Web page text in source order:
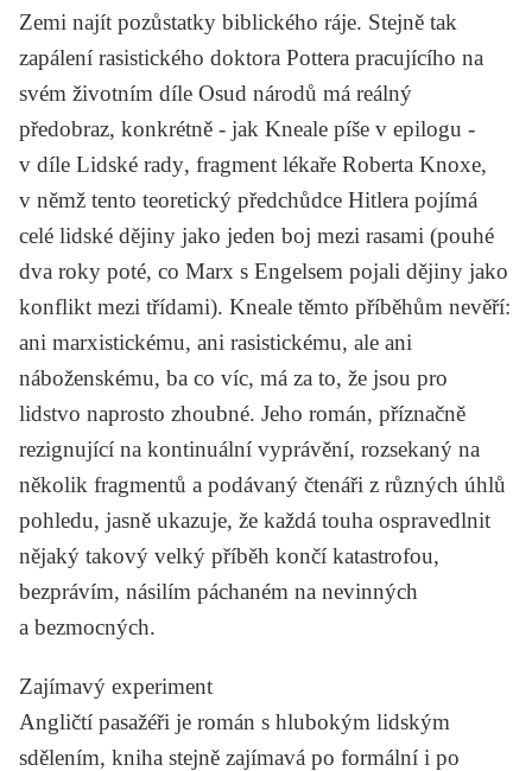
Zemi najít pozůstatky biblického ráje. Stejně tak
zapálení rasistického doktora Pottera pracujícího na
svém životním díle Osud národů má reálný
předobraz, konkrétně - jak Kneale píše v epilogu -
v díle Lidské rady, fragment lékaře Roberta Knoxe,
v němž tento teoretický předchůdce Hitlera pojímá
celé lidské dějiny jako jeden boj mezi rasami (pouhé
dva roky poté, co Marx s Engelsem pojali dějiny jako
konflikt mezi třídami). Kneale těmto příběhům nevěří:
ani marxistickému, ani rasistickému, ale ani
náboženskému, ba co víc, má za to, že jsou pro
lidstvo naprosto zhoubné. Jeho román, příznačně
rezignující na kontinuální vyprávění, rozsekaný na
několik fragmentů a podávaný čtenáři z různých úhlů
pohledu, jasně ukazuje, že každá touha ospravedlnit
nějaký takový velký příběh končí katastrofou,
bezprávím, násilím páchaném na nevinných
a bezmocných.
Zajímavý experiment
Angličtí pasažéři je román s hlubokým lidským
sdělením, kniha stejně zajímavá po formální i po